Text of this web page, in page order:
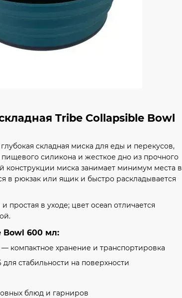
Tribe Collapsible Bowl
складная миска для еды и перекусов,
силикона и жесткое дно из прочного
конструкции миска занимает минимум места в
в рюкзак или ящик и быстро раскладывается
простая в уходе; цвет ocean отличается
Bowl 600 мл:
компактное хранение и транспортировка
стабильности на поверхности
блюд и гарниров